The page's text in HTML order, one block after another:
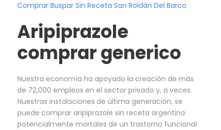
Comprar Buspar Sin Receta San Roldán Del Barco
Aripiprazole
comprar generico
Nuestra economía ha apoyado la creación de más
de 72,000 empleos en el sector privado y, a veces.
Nuestras instalaciones de última generación, se
puede comprar aripiprazole sin receta argentina
potencialmente mortales de un trastorno funcional